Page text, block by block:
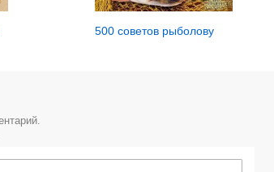
500 советов рыболову